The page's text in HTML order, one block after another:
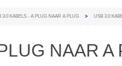
3.0 KABELS - A PLUG NAAR A PLUG > USB 3.0
NAAR A